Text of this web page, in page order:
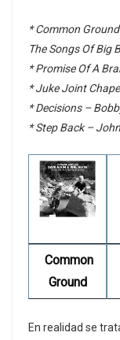
* Common
The Songs Of Big
* Promise Of A
* Juke Joint
* Decisions –
* Step Back –
Common
Ground
En realidad se